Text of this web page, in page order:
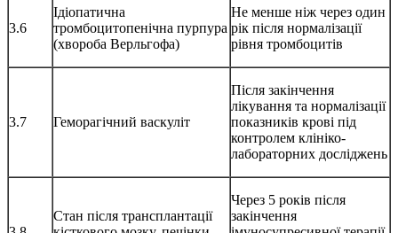
3.6
Ідіопатична
тромбоцитопенічна пурпура
(хвороба Верльгофа)
Не менше ніж через один
рік після нормалізації
рівня тромбоцитів
3.7 Геморагічний васкуліт
Після закінчення
лікування та нормалізації
показників крові під
контролем клініко-
лабораторних досліджень
Стан після трансплантації
Через 5 років після
закінчення